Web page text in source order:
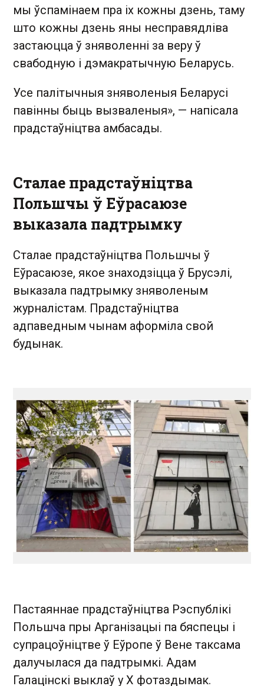
мы ўспамінаем пра іх кожны дзень, таму
што кожны дзень яны несправядліва
застаюцца ў зняволенні за веру ў
свабодную і дэмакратычную Беларусь.
Усе палітычныя зняволеныя Беларусі
павінны быць вызваленыя», — напісала
прадстаўніцтва амбасады.
Сталае прадстаўніцтва
Польшчы ў Еўрасаюзе
выказала падтрымку
Сталае прадстаўніцтва Польшчы ў
Еўрасаюзе, якое знаходзіцца ў Брусэлі,
выказала падтрымку зняволеным
журналістам. Прадстаўніцтва
адпаведным чынам аформіла свой
будынак.
Пастаяннае прадстаўніцтва Рэспублікі
Польшча пры Арганізацыі па бяспецы і
супрацоўніцтве ў Еўропе ў Вене таксама
далучылася да падтрымкі. Адам
Галацінскі выклаў у Х фотаздымак.